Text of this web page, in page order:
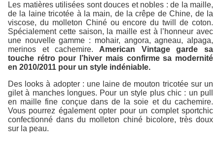
Les matières utilisées sont douces et nobles : de la maille,
de la laine tricotée à la main, de la crêpe de Chine, de la
viscose, du molleton Chiné ou encore du twill de coton.
Spécialement cette saison, la maille est à l’honneur avec
une nouvelle gamme : mohair, angora, agneau, alpaga,
merinos et cachemire. American Vintage garde sa
touche rétro pour l’hiver mais confirme sa modernité
en 2010/2011 pour un style indéniable.
Des looks à adopter : une laine de mouton tricotée sur un
gilet à manches longues. Pour un style plus chic : un pull
en maille fine conçue dans de la soie et du cachemire.
Vous pourrez également opter pour un complet sportchic
confectionné dans du molleton chiné bicolore, très doux
sur la peau.